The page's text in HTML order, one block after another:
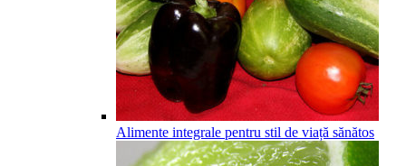
Alimente integrale pentru stil de viață sănătos